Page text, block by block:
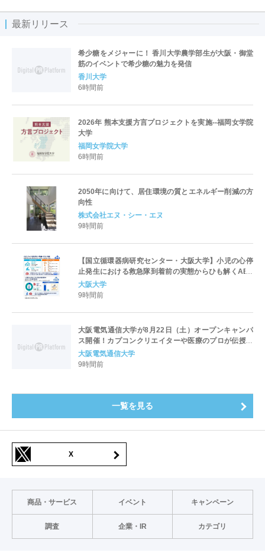
最新リリース
希少糖をメジャーに！ 香川大学農学部生が大阪・御堂
筋のイベントで希少糖の魅力を発信
香川大学
6時間前
2026年 熊本支援方言プロジェクトを実施--福岡女学院
大学
福岡女学院大学
6時間前
2050年に向けて、居住環境の質とエネルギー削減の方
向性
株式会社エヌ・シー・エヌ
9時間前
【国立循環器病研究センター・大阪大学】小児の心停
止発生における救急隊到着前の実態からひも解くAED
パッド装着と良好な神経学的転帰との関連性
大阪大学
9時間前
大阪電気通信大学が8月22日（土）オープンキャンパ
ス開催！カプコンクリエイターや医療のプロが伝授！
未来を拓く特別講演を実施～「万博レガシーイベン
ト」会場と本学会場をフィジカルアバターでつなぐコ
大阪電気通信大学
9時間前
一覧を見る
X
商品・サービス イベント キャンペーン
調査 企業・IR カテゴリ